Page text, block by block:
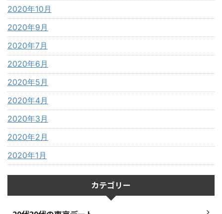
2020年10月
2020年9月
2020年7月
2020年6月
2020年5月
2020年4月
2020年3月
2020年2月
2020年1月
カテゴリー